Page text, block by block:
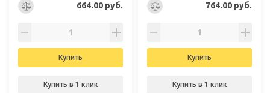
664.00 руб.
Купить
Купить в 1 клик
764.00 руб.
Купить
Купить в 1 клик